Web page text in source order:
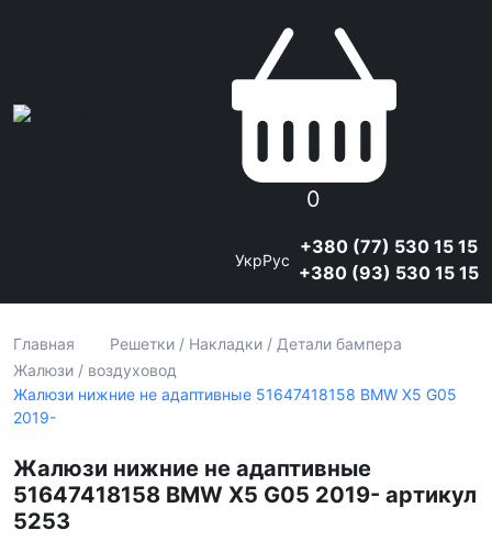
0
УкрРус
+380 (77) 530 15 15
+380 (93) 530 15 15
Главная
Решетки / Накладки / Детали бампера
Жалюзи / воздуховод
Жалюзи нижние не адаптивные 51647418158 BMW X5 G05
2019-
Жалюзи нижние не адаптивные
51647418158 BMW X5 G05 2019- артикул
5253